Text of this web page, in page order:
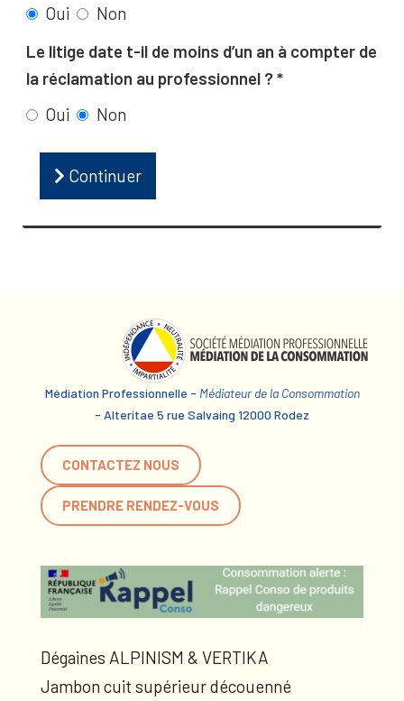
Oui
Non
Le litige date t-il de moins d’un an à compter de
la réclamation au professionnel ?
Oui
Non
Continuer
Médiation Professionnelle - Médiateur de la Consommation
- Alteritae 5 rue Salvaing 12000 Rodez
CONTACTEZ NOUS
PRENDRE RENDEZ-VOUS
Dégaines ALPINISM & VERTIKA
Jambon cuit supérieur découenné